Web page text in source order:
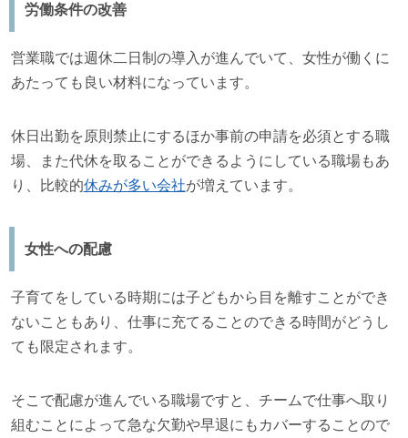
労働条件の改善
営業職では週休二日制の導入が進んでいて、女性が働くに
あたっても良い材料になっています。
休日出勤を原則禁止にするほか事前の申請を必須とする職
場、また代休を取ることができるようにしている職場もあ
り、比較的休みが多い会社が増えています。
女性への配慮
子育てをしている時期には子どもから目を離すことができ
ないこともあり、仕事に充てることのできる時間がどうし
ても限定されます。
そこで配慮が進んでいる職場ですと、チームで仕事へ取り
組むことによって急な欠勤や早退にもカバーすることので